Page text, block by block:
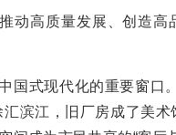
动高质量发展、创造高
中国式现代化的重要窗口
汇滨江，旧厂房成了美